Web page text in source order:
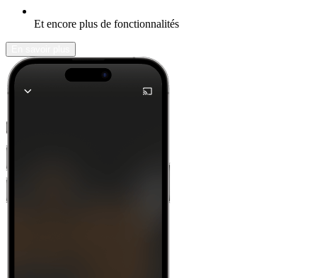
Et encore plus de fonctionnalités